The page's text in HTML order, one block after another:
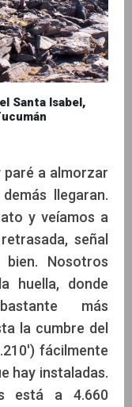
Santa Isabel,
paré a almorzar
llegaran.
y veíamos a
señal
Nosotros
huella, donde
más
la cumbre del
fácilmente
hay instaladas.
está a 4.660